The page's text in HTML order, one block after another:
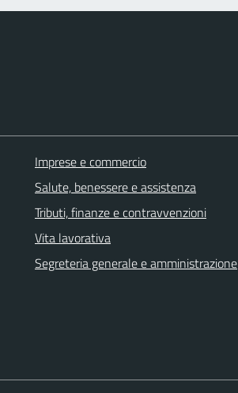
Imprese e commercio
Salute, benessere e assistenza
Tributi, finanze e contravvenzioni
Vita lavorativa
Segreteria generale e amministrazione